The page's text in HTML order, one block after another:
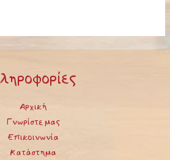
Αρχική
Γνωρίστε μας
Επικοινωνία
Κατάστημα